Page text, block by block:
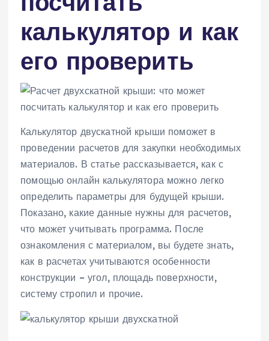
калькулятор и как
его проверить
Калькулятор двускатной крыши поможет в
проведении расчетов для закупки необходимых
материалов. В статье рассказывается, как с
помощью онлайн калькулятора можно легко
определить параметры для будущей крыши.
Показано, какие данные нужны для расчетов,
что может учитывать программа. После
ознакомления с материалом, вы будете знать,
как в расчетах учитываются особенности
конструкции – угол, площадь поверхности,
систему стропил и прочие.